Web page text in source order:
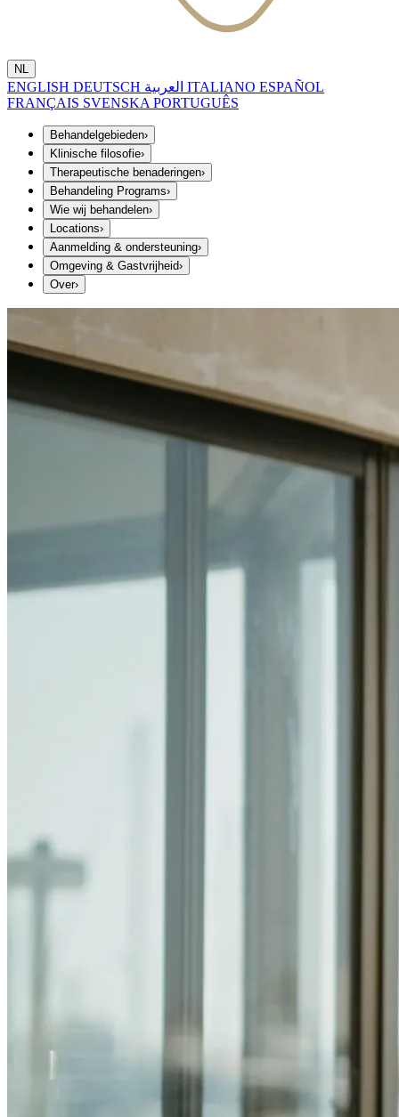
NL
ENGLISH DEUTSCH ITALIANO ESPAÑOL
FRANÇAIS SVENSKA PORTUGUÊS
Behandelgebieden›
Klinische filosofie›
Therapeutische benaderingen›
Behandeling Programs›
Wie wij behandelen›
Locations›
Aanmelding & ondersteuning›
Omgeving & Gastvrijheid›
Over›